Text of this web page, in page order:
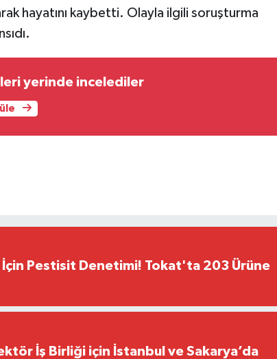
hayatını kaybetti. Olayla ilgili soruşturma
yerinde incelediler
İçin Pestisit Denetimi! Tokat'ta 203 Ürüne
İş Birliği için İstanbul ve Sakarya’da